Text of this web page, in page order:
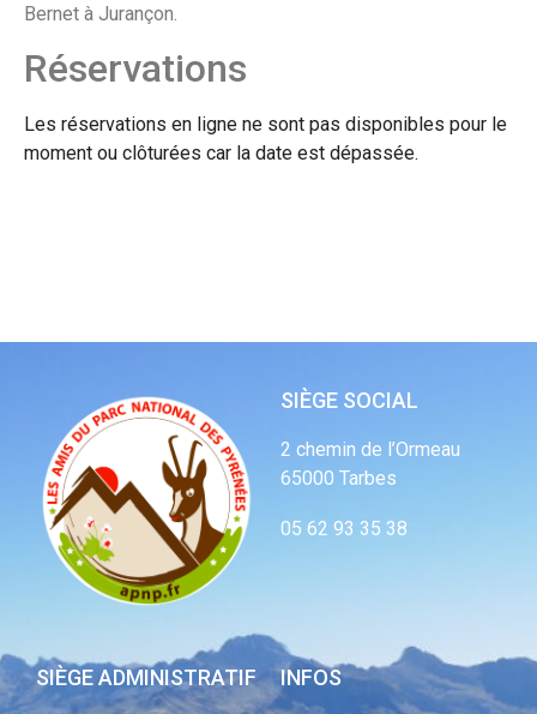
Bernet à Jurançon.
Réservations
Les réservations en ligne ne sont pas disponibles pour le
moment ou clôturées car la date est dépassée.
SIÈGE SOCIAL
2 chemin de l’Ormeau
65000 Tarbes
05 62 93 35 38
SIÈGE ADMINISTRATIF INFOS